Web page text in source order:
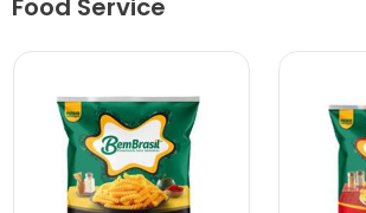
Food Service